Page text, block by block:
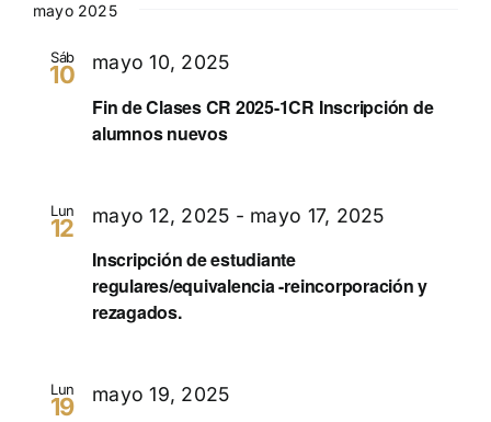
mayo 2025
Sáb
10
Fin de Clases CR 2025-1CR Inscripción de
alumnos nuevos
mayo 10, 2025
Lun
12
Inscripción de estudiante
regulares/equivalencia -reincorporación y
rezagados.
mayo 12, 2025 - mayo 17, 2025
Lun
19 mayo 19, 2025